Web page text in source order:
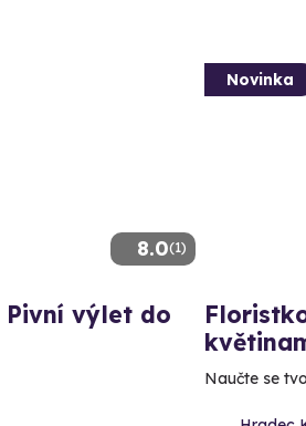
8.0(1)
Pivní výlet do
Novinka
Naučte se